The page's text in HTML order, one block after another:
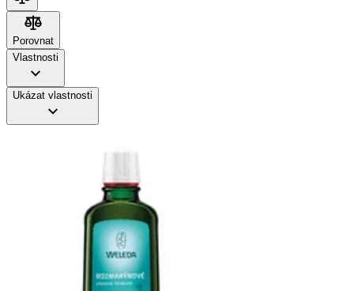
Porovnat
Porovnat
Vlastnosti
Ukázat vlastnosti